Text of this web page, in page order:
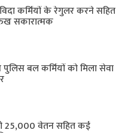
कर्मियों के रेगुलर करने सहित
सकारात्मक
पुलिस बल ​कर्मियों को मिला सेवा
25,000 वेतन सहित कई